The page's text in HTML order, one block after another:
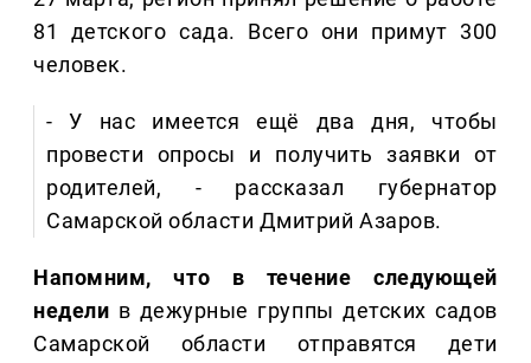
81 детского сада. Всего они примут 300
человек.
- У нас имеется ещё два дня, чтобы
провести опросы и получить заявки от
родителей, - рассказал губернатор
Самарской области Дмитрий Азаров.
Напомним, что в течение следующей
недели в дежурные группы детских садов
Самарской области отправятся дети